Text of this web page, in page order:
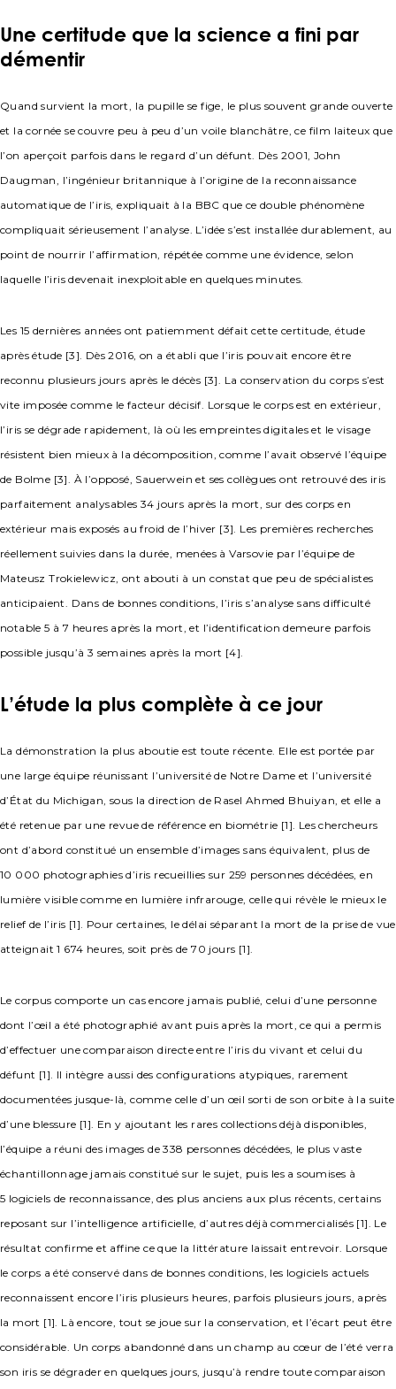
Une certitude que la science a fini par
démentir
Quand survient la mort, la pupille se fige, le plus souvent grande ouverte
et la cornée se couvre peu à peu d’un voile blanchâtre, ce film laiteux que
l’on aperçoit parfois dans le regard d’un défunt. Dès 2001, John
Daugman, l’ingénieur britannique à l’origine de la reconnaissance
automatique de l’iris, expliquait à la BBC que ce double phénomène
compliquait sérieusement l’analyse. L’idée s’est installée durablement, au
point de nourrir l’affirmation, répétée comme une évidence, selon
laquelle l’iris devenait inexploitable en quelques minutes.
Les 15 dernières années ont patiemment défait cette certitude, étude
après étude [3]. Dès 2016, on a établi que l’iris pouvait encore être
reconnu plusieurs jours après le décès [3]. La conservation du corps s’est
vite imposée comme le facteur décisif. Lorsque le corps est en extérieur,
l’iris se dégrade rapidement, là où les empreintes digitales et le visage
résistent bien mieux à la décomposition, comme l’avait observé l’équipe
de Bolme [3]. À l’opposé, Sauerwein et ses collègues ont retrouvé des iris
parfaitement analysables 34 jours après la mort, sur des corps en
extérieur mais exposés au froid de l’hiver [3]. Les premières recherches
réellement suivies dans la durée, menées à Varsovie par l’équipe de
Mateusz Trokielewicz, ont abouti à un constat que peu de spécialistes
anticipaient. Dans de bonnes conditions, l’iris s’analyse sans difficulté
notable 5 à 7 heures après la mort, et l’identification demeure parfois
possible jusqu’à 3 semaines après la mort [4].
L’étude la plus complète à ce jour
La démonstration la plus aboutie est toute récente. Elle est portée par
une large équipe réunissant l’université de Notre Dame et l’université
d’État du Michigan, sous la direction de Rasel Ahmed Bhuiyan, et elle a
été retenue par une revue de référence en biométrie [1]. Les chercheurs
ont d’abord constitué un ensemble d’images sans équivalent, plus de
10 000 photographies d’iris recueillies sur 259 personnes décédées, en
lumière visible comme en lumière infrarouge, celle qui révèle le mieux le
relief de l’iris [1]. Pour certaines, le délai séparant la mort de la prise de vue
atteignait 1 674 heures, soit près de 70 jours [1].
Le corpus comporte un cas encore jamais publié, celui d’une personne
dont l’œil a été photographié avant puis après la mort, ce qui a permis
d’effectuer une comparaison directe entre l’iris du vivant et celui du
défunt [1]. Il intègre aussi des configurations atypiques, rarement
documentées jusque-là, comme celle d’un œil sorti de son orbite à la suite
d’une blessure [1]. En y ajoutant les rares collections déjà disponibles,
l’équipe a réuni des images de 338 personnes décédées, le plus vaste
échantillonnage jamais constitué sur le sujet, puis les a soumises à
5 logiciels de reconnaissance, des plus anciens aux plus récents, certains
reposant sur l’intelligence artificielle, d’autres déjà commercialisés [1]. Le
résultat confirme et affine ce que la littérature laissait entrevoir. Lorsque
le corps a été conservé dans de bonnes conditions, les logiciels actuels
reconnaissent encore l’iris plusieurs heures, parfois plusieurs jours, après
la mort [1]. Là encore, tout se joue sur la conservation, et l’écart peut être
considérable. Un corps abandonné dans un champ au cœur de l’été verra
son iris se dégrader en quelques jours, jusqu’à rendre toute comparaison